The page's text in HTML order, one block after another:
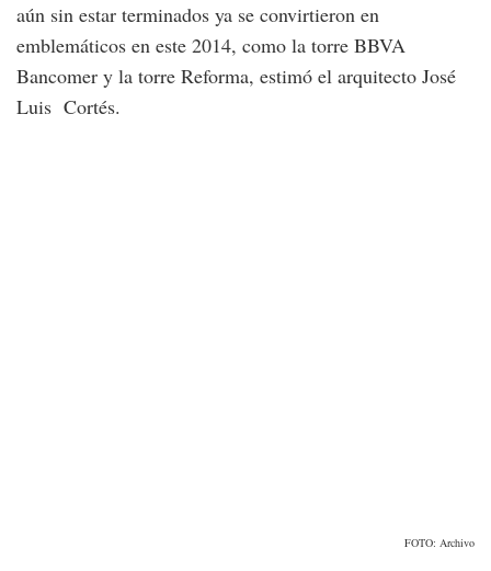
aún sin estar terminados ya se convirtieron en
emblemáticos en este 2014, como la torre BBVA
Bancomer y la torre Reforma, estimó el arquitecto José
Luis Cortés.
FOTO: Archivo